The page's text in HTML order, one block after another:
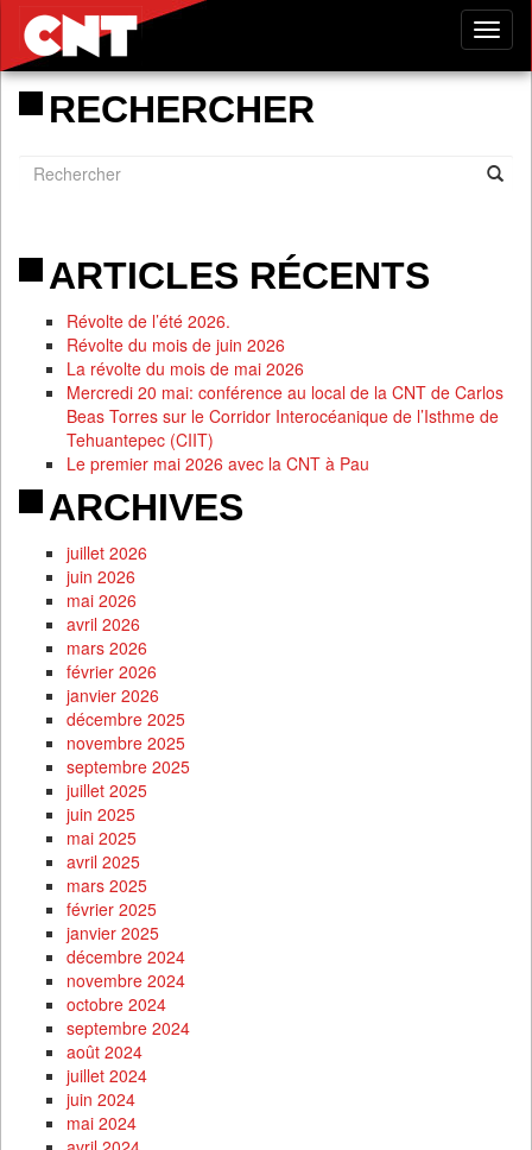
RECHERCHER
ARTICLES RÉCENTS
Révolte de l’été 2026.
Révolte du mois de juin 2026
La révolte du mois de mai 2026
Mercredi 20 mai: conférence au local de la CNT de Carlos
Beas Torres sur le Corridor Interocéanique de l’Isthme de
Tehuantepec (CIIT)
Le premier mai 2026 avec la CNT à Pau
ARCHIVES
juillet 2026
juin 2026
mai 2026
avril 2026
mars 2026
février 2026
janvier 2026
décembre 2025
novembre 2025
septembre 2025
juillet 2025
juin 2025
mai 2025
avril 2025
mars 2025
février 2025
janvier 2025
décembre 2024
novembre 2024
octobre 2024
septembre 2024
août 2024
juillet 2024
juin 2024
mai 2024